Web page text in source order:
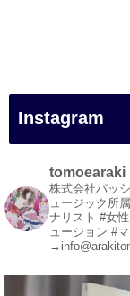
#白浜町
#変面ショ
#イベント
#宴会
#余興
1
Instagram
tomoearaki
株式会社パッ
ュージック所属
ナリスト #女
ュージョン #